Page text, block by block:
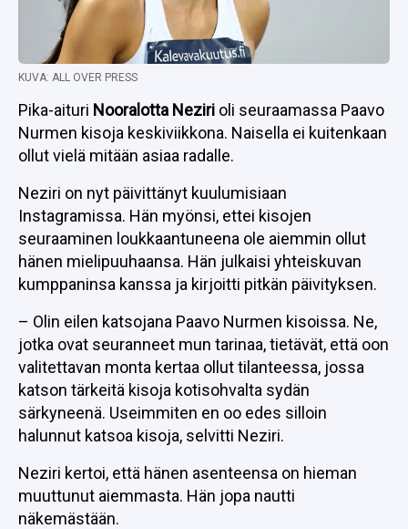
KUVA: ALL OVER PRESS
Pika-aituri Nooralotta Neziri oli seuraamassa Paavo
Nurmen kisoja keskiviikkona. Naisella ei kuitenkaan
ollut vielä mitään asiaa radalle.
Neziri on nyt päivittänyt kuulumisiaan
Instagramissa. Hän myönsi, ettei kisojen
seuraaminen loukkaantuneena ole aiemmin ollut
hänen mielipuuhaansa. Hän julkaisi yhteiskuvan
kumppaninsa kanssa ja kirjoitti pitkän päivityksen.
– Olin eilen katsojana Paavo Nurmen kisoissa. Ne,
jotka ovat seuranneet mun tarinaa, tietävät, että oon
valitettavan monta kertaa ollut tilanteessa, jossa
katson tärkeitä kisoja kotisohvalta sydän
särkyneenä. Useimmiten en oo edes silloin
halunnut katsoa kisoja, selvitti Neziri.
Neziri kertoi, että hänen asenteensa on hieman
muuttunut aiemmasta. Hän jopa nautti
näkemästään.